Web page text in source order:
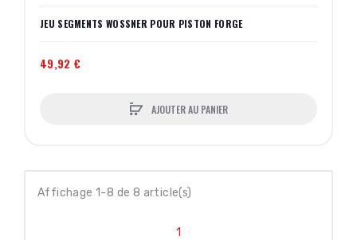
JEU SEGMENTS WOSSNER POUR PISTON FORGE
49,92 €
AJOUTER AU PANIER
Affichage 1-8 de 8 article(s)
1